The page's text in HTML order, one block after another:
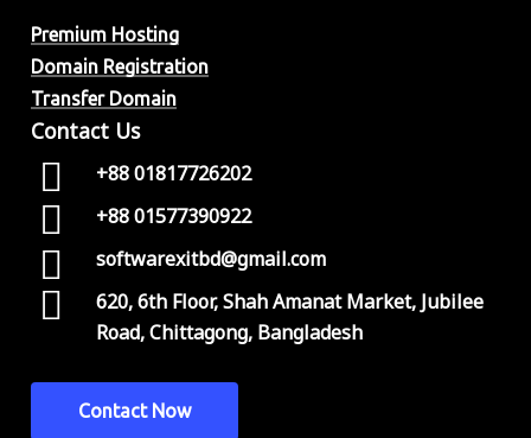
Premium Hosting
Domain Registration
Transfer Domain
Contact Us
+88 01817726202
+88 01577390922
softwarexitbd@gmail.com
620, 6th Floor, Shah Amanat Market, Jubilee
Road, Chittagong, Bangladesh
Contact Now